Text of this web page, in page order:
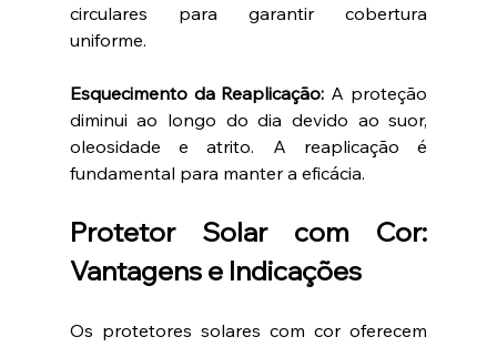
circulares para garantir cobertura
uniforme.
Esquecimento da Reaplicação: A proteção
diminui ao longo do dia devido ao suor,
oleosidade e atrito. A reaplicação é
fundamental para manter a eficácia.
Protetor Solar com Cor:
Vantagens e Indicações
Os protetores solares com cor oferecem